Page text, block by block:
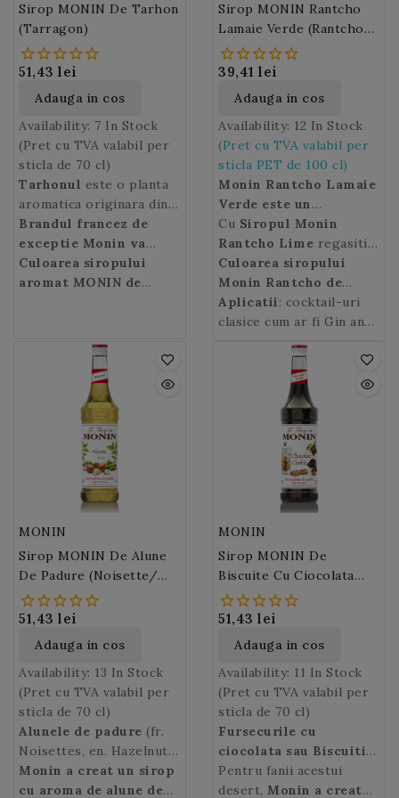
bauturile calde pe baza
de cafea.
Sirop MONIN De Tarhon
(Tarragon)
51,43 lei
Adauga in cos
Availability: 7 In Stock
(Pret cu TVA valabil per
sticla de 70 cl)
Tarhonul este o planta
aromatica originara din
Asia Centrala si cultivata
pentru frunzele sale
parfumate folosite ca si
condiment sau in scopuri
rusesc
tarhonul
(se foloseste in
preparate culinare) si
francez
mai folosit in
preparatele culinare)
Brandul francez de
exceptie Monin va
propune siropul cu
aroma de Tarhonce
plantei (fr. Estragon)
proaspat taiate, cu un
gust in gura care
Culoarea siropului
aromat MONIN de
Sirop MONIN Rantcho
Lamaie Verde (Rantcho
Lime) 100cl PET
39,41 lei
Adauga in cos
Availability: 12 In Stock
(Pret cu TVA valabil per
sticla PET de 100 cl)
Monin Rantcho Lamaie
Verde este un
concentrat fara zahar,
fara pulpa, ce contine
suc din lamai verzi.
Foarte practic,siropul
Monin Rantcho de
Lamaie Verdeeste
solutia perfecta pentru a
inlocui sucul proaspat de
lamaie verde in toate
cocktail-urile clasice, de
la Daiquiri la Margarita.
Cu Siropul Monin
Rantcho Lime regasiti
gustul inconfundabil al
lamailor verzicu o nota
de aciditate pe tot
parcursul anului!
Culoarea siropului
Monin Rantcho de
Lamaie Verde: galben.
Aplicatii: cocktail-uri
clasice cum ar fi Gin and
Tonic, Caipirinha,
Margarita, Mojito sau
Cuba Libre. Monin
Rantcho Lamaie verde
este ideal si in soda si
MONIN
Sirop MONIN De Alune
De Padure (Noisette/
Hazelnut)
51,43 lei
Adauga in cos
Availability: 13 In Stock
(Pret cu TVA valabil per
sticla de 70 cl)
Alunele de padure (fr.
Noisettes, en. Hazelnut)
sunt fructele alunului, un
arbust ce-si are originile
Monin a creat un sirop
cu aroma de alune de
MONIN
Sirop MONIN De
Biscuite Cu Ciocolata
(Chocolate Cookie)
51,43 lei
Adauga in cos
Availability: 11 In Stock
(Pret cu TVA valabil per
sticla de 70 cl)
Fursecurile cu
ciocolata sau Biscuitii
cu ciocolata (en.
Chocolate chip
Pentru fanii acestui
desert, Monin a creat